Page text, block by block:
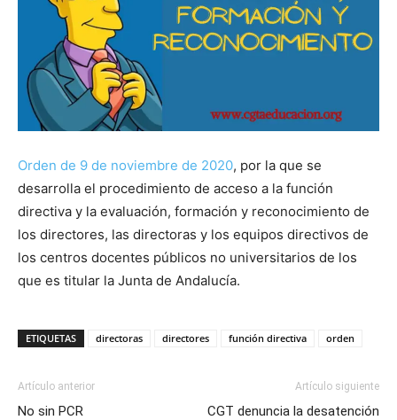
Orden de 9 de noviembre de 2020, por la que se
desarrolla el procedimiento de acceso a la función
directiva y la evaluación, formación y reconocimiento de
los directores, las directoras y los equipos directivos de
los centros docentes públicos no universitarios de los
que es titular la Junta de Andalucía.
ETIQUETAS directoras directores función directiva orden
Artículo anterior
No sin PCR
Artículo siguiente
CGT denuncia la desatención